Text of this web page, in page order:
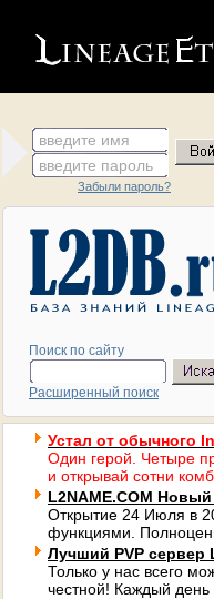
введите имя
введите пароль
Забыли пароль?
Поиск по сайту
Расширенный поиск
Устал от обычного
Один герой. Четыре
и открывай сотни
L2NAME.COM
Открытие 24 Июля в
функциями.
Лучший PVP сервер
Только у нас всего
честной! Каждый